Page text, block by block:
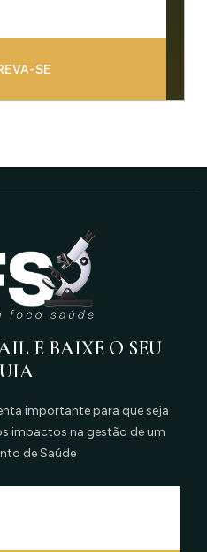
SE
E BAIXE O SEU
importante para que seja
impactos na gestão de um
de Saúde